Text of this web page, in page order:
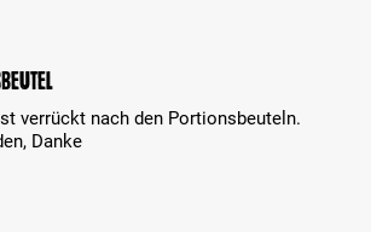
de 5 de 5 estrelas
verrückt nach den Portionsbeuteln.
Danke